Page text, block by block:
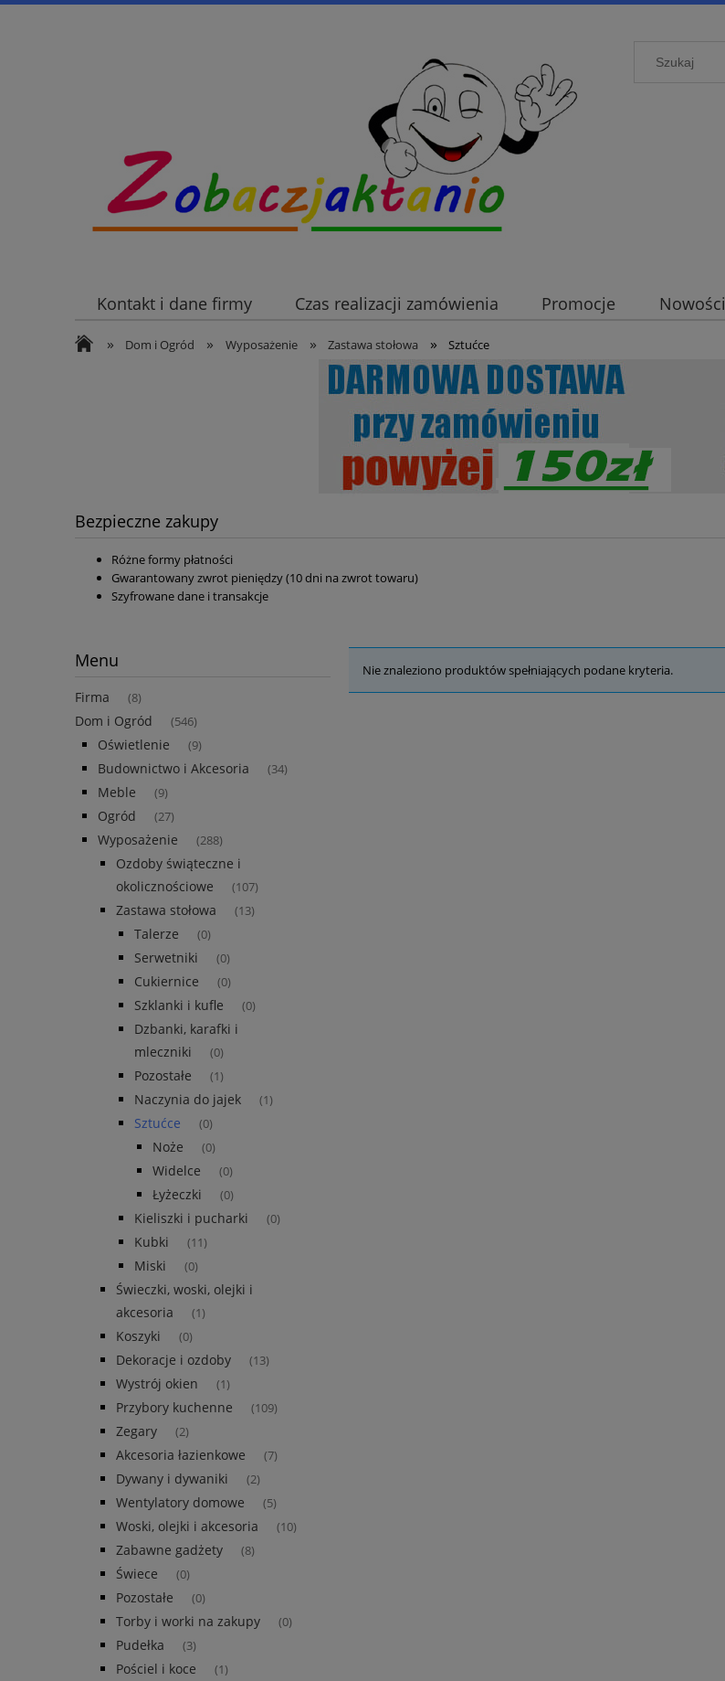
Kontakt i dane firmy Czas realizacji zamówienia Promocje Nowości
» Dom i Ogród » Wyposażenie » Zastawa stołowa » Sztućce
Bezpieczne zakupy
Różne formy płatności
Gwarantowany zwrot pieniędzy (10 dni na zwrot towaru)
Szyfrowane dane i transakcje
Menu
Firma (8)
Dom i Ogród (546)
Oświetlenie (9)
Budownictwo i Akcesoria (34)
Meble (9)
Ogród (27)
Wyposażenie (288)
Ozdoby świąteczne i
okolicznościowe
(107)
Zastawa stołowa (13)
Talerze (0)
Serwetniki (0)
Cukiernice (0)
Szklanki i kufle (0)
Dzbanki, karafki i
mleczniki
(0)
Pozostałe (1)
Naczynia do jajek (1)
Sztućce (0)
Noże (0)
Widelce (0)
Łyżeczki (0)
Kieliszki i pucharki (0)
Kubki (11)
Miski (0)
Świeczki, woski, olejki i
akcesoria
(1)
Koszyki (0)
Dekoracje i ozdoby (13)
Wystrój okien (1)
Przybory kuchenne (109)
Zegary (2)
Akcesoria łazienkowe (7)
Dywany i dywaniki (2)
Wentylatory domowe (5)
Woski, olejki i akcesoria (10)
Zabawne gadżety (8)
Świece (0)
Pozostałe (0)
Torby i worki na zakupy (0)
Pudełka (3)
Pościel i koce (1)
Nie znaleziono produktów spełniających podane kryteria.